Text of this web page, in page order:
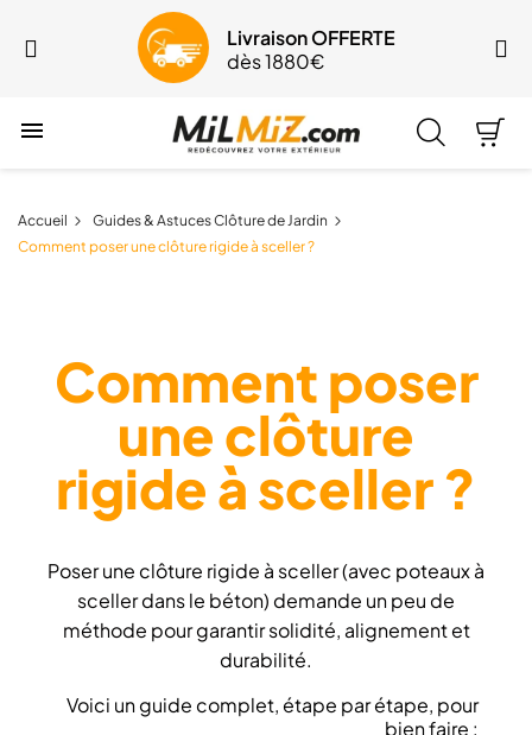
SOLDES jusqu'à -30%
Du 29 juillet au 24 août

Accueil
Guides & Astuces Clôture de Jardin
Comment poser une clôture rigide à sceller ?
Comment poser
une clôture
rigide à sceller ?
Poser une clôture rigide à sceller (avec poteaux à
sceller dans le béton) demande un peu de
méthode pour garantir solidité, alignement et
durabilité.
Voici un guide complet, étape par étape, pour
bien faire :